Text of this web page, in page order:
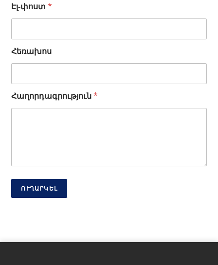
Էլ-փոստ*
*
ո
ր
դ
ո
ն
Հեռախոս
Հաղորդագրություն*
ՈՒՂԱՐԿԵԼ